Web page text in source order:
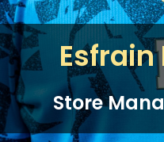
Esfrain
Store